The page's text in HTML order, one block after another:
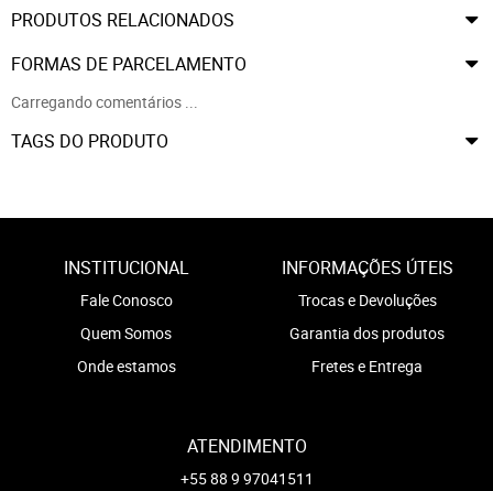
PRODUTOS RELACIONADOS
FORMAS DE PARCELAMENTO
Carregando comentários ...
TAGS DO PRODUTO
INSTITUCIONAL
Fale Conosco
Quem Somos
Onde estamos
INFORMAÇÕES ÚTEIS
Trocas e Devoluções
Garantia dos produtos
Fretes e Entrega
ATENDIMENTO
+55 88 9 97041511